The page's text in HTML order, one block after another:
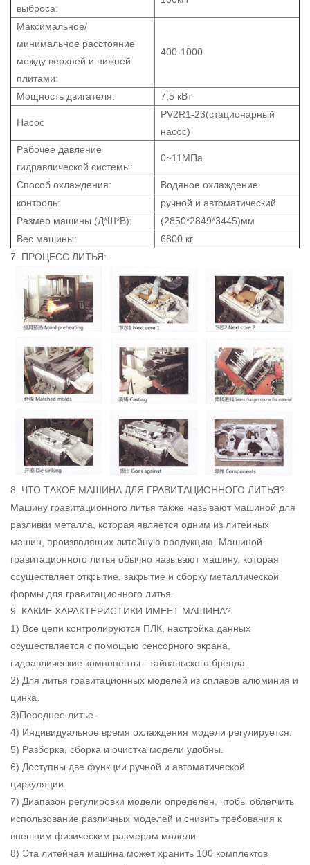
выброса:
Максимальное/
минимальное расстояние
между верхней и нижней
плитами:
400-1000
Мощность двигателя: 7,5 кВт
Насос
PV2R1-23(стационарный
насос)
Рабочее давление
гидравлической системы:
0~11МПа
Способ охлаждения:
Водяное охлаждение
контроль:
ручной и автоматический
Размер машины (Д*Ш*В):
(2850*2849*3445)мм
Вес машины:
6800 кг
7. ПРОЦЕСС ЛИТЬЯ:
8. ЧТО ТАКОЕ МАШИНА ДЛЯ ГРАВИТАЦИОННОГО ЛИТЬЯ?
Машину гравитационного литья также называют машиной для
разливки металла, которая является одним из литейных
машин, производящих литейную продукцию. Машиной
гравитационного литья обычно называют машину, которая
осуществляет открытие, закрытие и сборку металлической
формы для гравитационного литья.
9. КАКИЕ ХАРАКТЕРИСТИКИ ИМЕЕТ МАШИНА?
1) Все цепи контролируются ПЛК, настройка данных
осуществляется с помощью сенсорного экрана,
гидравлические компоненты - тайваньского бренда.
2) Для литья гравитационных моделей из сплавов алюминия и
цинка.
3)Переднее литье.
4) Индивидуальное время охлаждения модели регулируется.
5) Разборка, сборка и очистка модели удобны.
6) Доступны две функции ручной и автоматической
циркуляции.
7) Диапазон регулировки модели определен, чтобы облегчить
использование различных моделей и снизить требования к
внешним физическим размерам модели.
8) Эта литейная машина может хранить 100 комплектов